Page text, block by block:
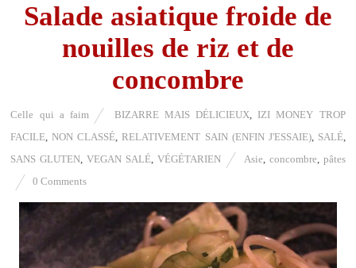
Salade asiatique froide de
nouilles de riz et de
concombre
Celle qui a faim BIZARRE MAIS DÉLICIEUX, IZI MONEY TROP
FACILE,NON CLASSÉ,RELATIVEMENT SAIN (ENFIN J'ESSAIE), SALÉ,
SANS GLUTEN,VEGAN SALÉ, VÉGÉTARIEN Asie, concombre, pâtes
0 Comments